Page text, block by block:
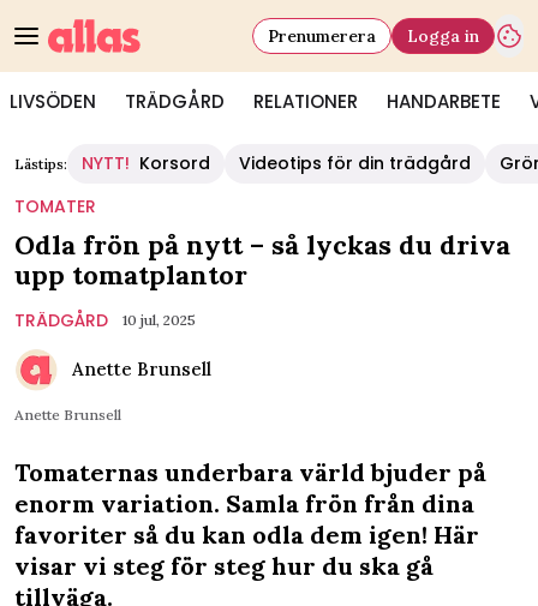
LIVSÖDEN TRÄDGÅRD RELATIONER HANDARBETE
Prenumerera Logga in
Lästips: NYTT! Korsord Videotips för din trädgård
TOMATER
Odla frön på nytt – så lyckas du driva
upp tomatplantor
TRÄDGÅRD 10 jul, 2025
Anette Brunsell
Anette Brunsell
Tomaternas underbara värld bjuder på
enorm variation. Samla frön från dina
favoriter så du kan odla dem igen! Här
visar vi steg för steg hur du ska gå
tillväga.